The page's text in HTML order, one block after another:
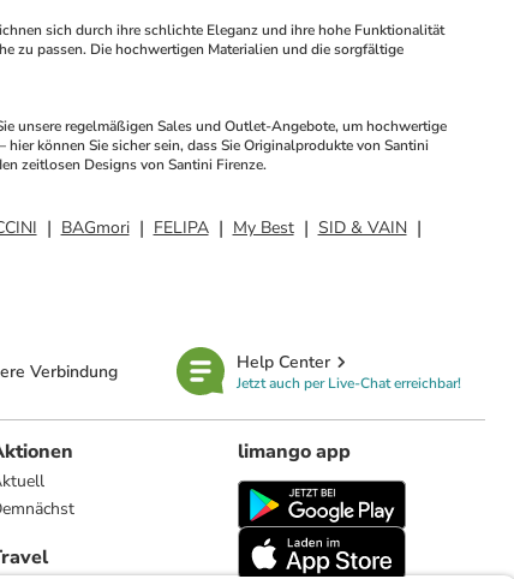
sich durch ihre schlichte Eleganz und ihre hohe Funktionalität
zu passen. Die hochwertigen Materialien und die sorgfältige
unsere regelmäßigen Sales und Outlet-Angebote, um hochwertige
können Sie sicher sein, dass Sie Originalprodukte von Santini
zeitlosen Designs von Santini Firenze.
BAGmori FELIPA My Best
SID & VAIN
Verbindung Help Center
Jetzt auch per Live-Chat erreichbar!
limango app